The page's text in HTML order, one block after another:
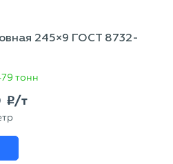
245×9 ГОСТ 8732-
тонн
p/т